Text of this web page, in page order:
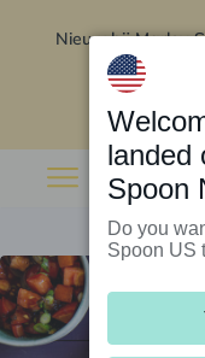
Nieuw bij Marley
landed
Spoon
Do you
Spoon US